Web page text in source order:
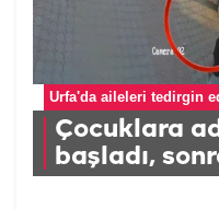
Urfa'da aileleri tedirgin
Çocuklara
başladı,